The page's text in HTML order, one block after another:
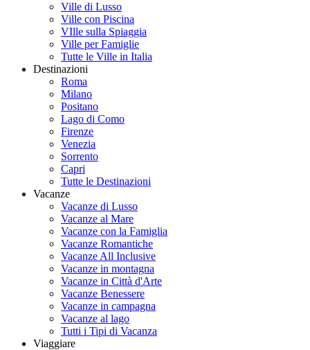
Ville di Lusso
Ville con Piscina
VIlle sulla Spiaggia
Ville per Famiglie
Tutte le Ville in Italia
Destinazioni
Roma
Milano
Positano
Lago di Como
Firenze
Venezia
Sorrento
Capri
Tutte le Destinazioni
Vacanze
Vacanze di Lusso
Vacanze al Mare
Vacanze con la Famiglia
Vacanze Romantiche
Vacanze All Inclusive
Vacanze in montagna
Vacanze in Città d'Arte
Vacanze Benessere
Vacanze in campagna
Vacanze al lago
Tutti i Tipi di Vacanza
Viaggiare